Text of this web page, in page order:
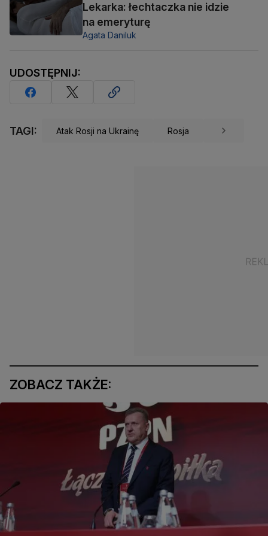
Lekarka: łechtaczka nie idzie
na emeryturę
Agata Daniluk
UDOSTĘPNIJ:
TAGI: Atak Rosji na Ukrainę Rosja
ZOBACZ TAKŻE: